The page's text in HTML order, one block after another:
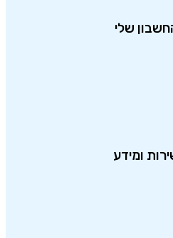
שלי
ומידע